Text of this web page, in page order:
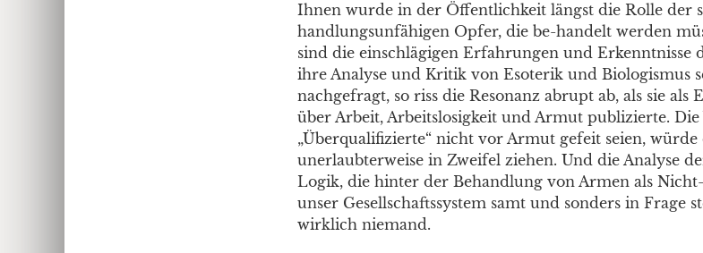
Ihnen wurde in der Öffentlichkeit längst die Rolle der
handlungsunfähigen Opfer, die be-handelt werden
sind die einschlägigen Erfahrungen und
ihre Analyse und Kritik von Esoterik und Biologismus
nachgefragt, so riss die Resonanz abrupt ab, als sie
über Arbeit, Arbeitslosigkeit und Armut publizierte.
„Überqualifizierte“ nicht vor Armut gefeit seien,
unerlaubterweise in Zweifel ziehen. Und die Analyse
Logik, die hinter der Behandlung von Armen als
unser Gesellschaftssystem samt und sonders in Frage
wirklich niemand.